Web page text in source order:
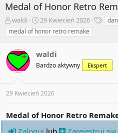
Medal of Honor Retro
A
u
t
r
t
e
m
a
waldi
R
o
z
o
c
ę
t
29 Kwiecień 2026
T
medal of honor retro remake
waldi
Bardzo aktywny Ekspert
29 Kwiecień 2026
Medal of Honor Retro
Zaloguj lub Zarejestruj się